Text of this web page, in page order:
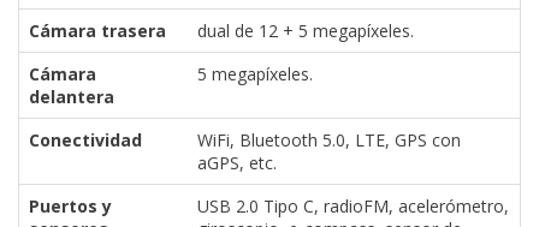
Cámara trasera
dual de 12 + 5 megapíxeles.
Cámara
delantera
5 megapíxeles.
Conectividad
WiFi, Bluetooth 5.0, LTE, GPS con
aGPS, etc.
Puertos y
USB 2.0 Tipo C, radioFM, acelerómetro,